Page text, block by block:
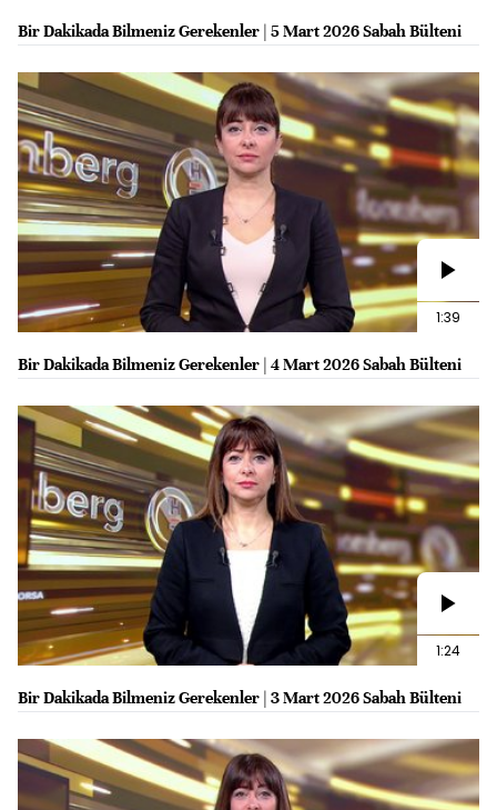
Bir Dakikada Bilmeniz Gerekenler | 5 Mart 2026 Sabah Bülteni
1:39
Bir Dakikada Bilmeniz Gerekenler | 4 Mart 2026 Sabah Bülteni
1:24
Bir Dakikada Bilmeniz Gerekenler | 3 Mart 2026 Sabah Bülteni